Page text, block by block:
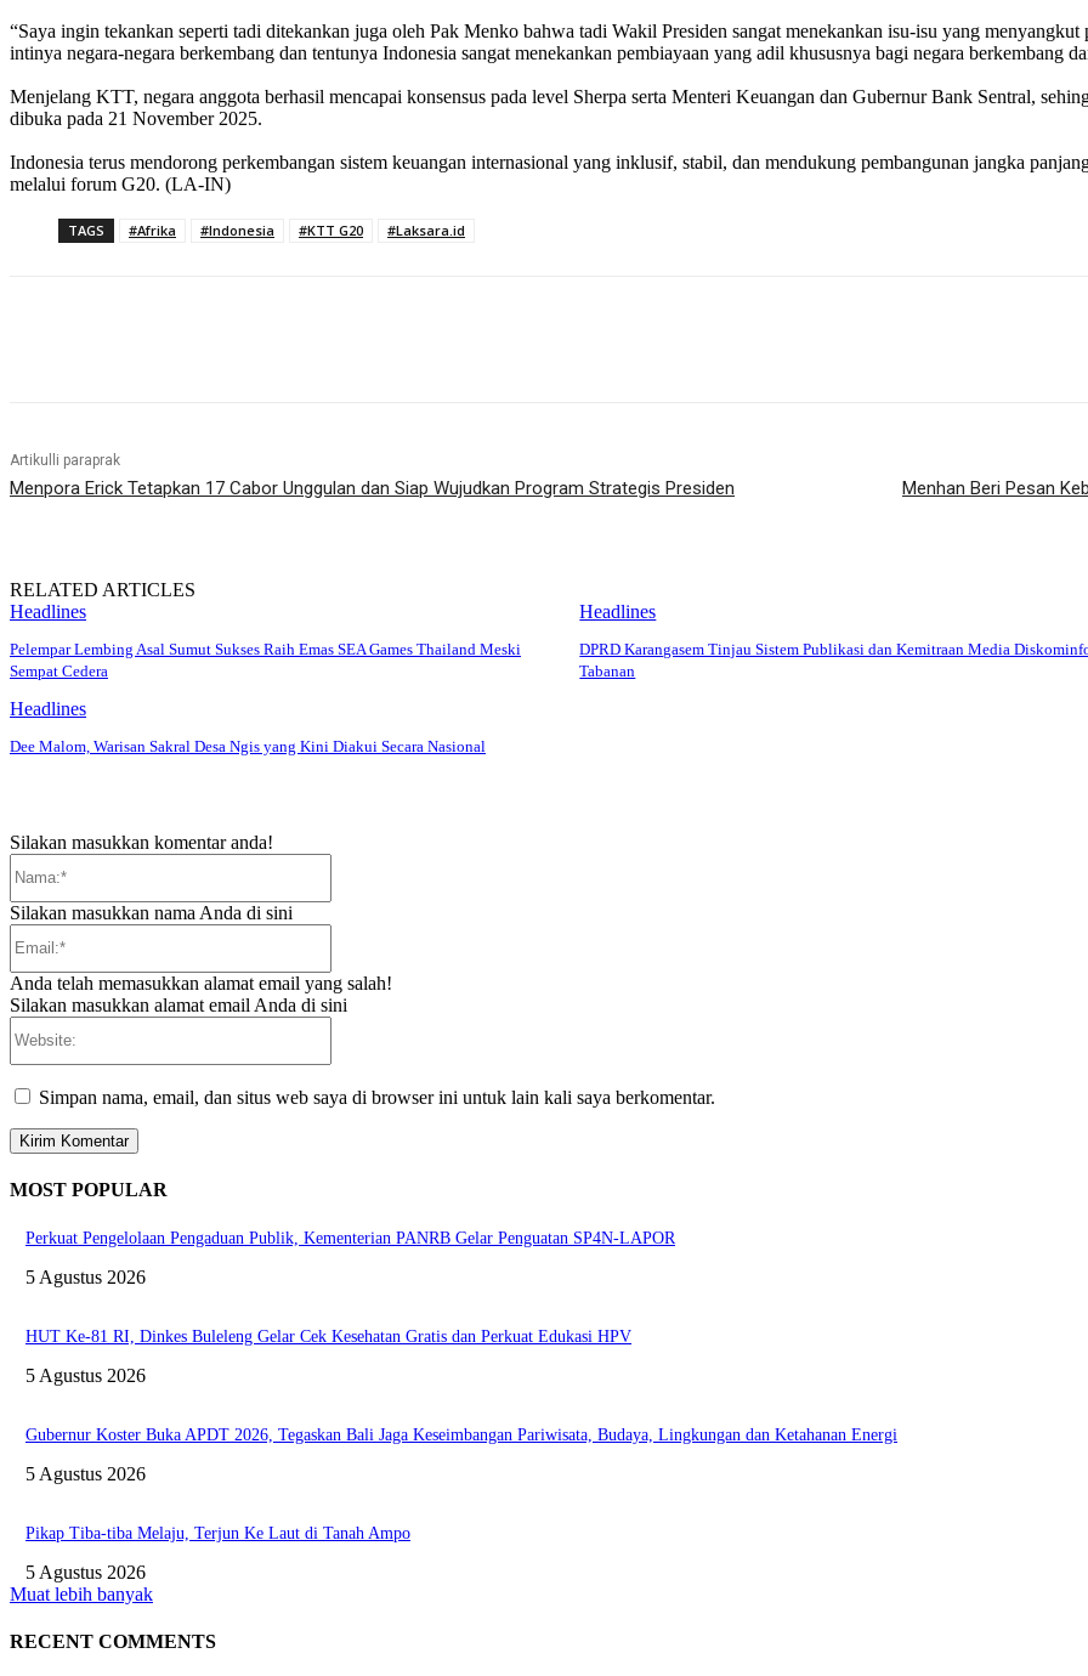
“Saya ingin tekankan seperti tadi ditekankan juga oleh Pak Menko bahwa tadi Wakil Presiden sangat menekankan isu-isu yang
intinya negara-negara berkembang dan tentunya Indonesia sangat menekankan pembiayaan yang adil khususnya bagi negara berkembang
Menjelang KTT, negara anggota berhasil mencapai konsensus pada level Sherpa serta Menteri Keuangan dan Gubernur Bank Sentral,
dibuka pada 21 November 2025.
Indonesia terus mendorong perkembangan sistem keuangan internasional yang inklusif, stabil, dan mendukung pembangunan jangka
melalui forum G20. (LA-IN)
TAGS #Afrika #Indonesia #KTT G20 #Laksara.id
Artikulli paraprak
Menpora Erick Tetapkan 17 Cabor Unggulan dan Siap Wujudkan Program Strategis Presiden
Menhan Beri Pesan
RELATED ARTICLES
Headlines
Pelempar Lembing Asal Sumut Sukses Raih Emas SEA Games Thailand Meski
Sempat Cedera
Headlines
DPRD Karangasem Tinjau Sistem Publikasi dan Kemitraan Media
Tabanan
Headlines
Dee Malom, Warisan Sakral Desa Ngis yang Kini Diakui Secara Nasional
Silakan masukkan komentar anda!
Silakan masukkan nama Anda di sini
Anda telah memasukkan alamat email yang salah!
Silakan masukkan alamat email Anda di sini
Simpan nama, email, dan situs web saya di browser ini untuk lain kali saya berkomentar.
MOST POPULAR
Perkuat Pengelolaan Pengaduan Publik, Kementerian PANRB Gelar Penguatan SP4N-LAPOR
5 Agustus 2026
HUT Ke-81 RI, Dinkes Buleleng Gelar Cek Kesehatan Gratis dan Perkuat Edukasi HPV
5 Agustus 2026
Gubernur Koster Buka APDT 2026, Tegaskan Bali Jaga Keseimbangan Pariwisata, Budaya, Lingkungan dan Ketahanan Energi
5 Agustus 2026
Pikap Tiba-tiba Melaju, Terjun Ke Laut di Tanah Ampo
5 Agustus 2026
Muat lebih banyak
RECENT COMMENTS